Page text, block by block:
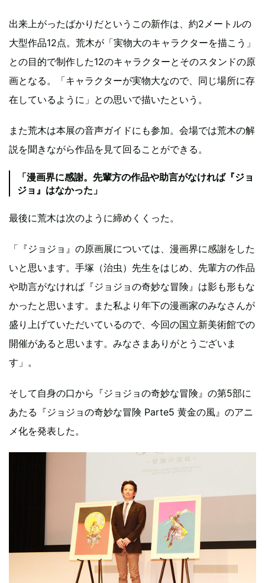
出来上がったばかりだというこの新作は、約2メートルの
大型作品12点。荒木が「実物大のキャラクターを描こう」
との目的で制作した12のキャラクターとそのスタンドの原
画となる。「キャラクターが実物大なので、同じ場所に存
在しているように」との思いで描いたという。
また荒木は本展の音声ガイドにも参加。会場では荒木の解
説を聞きながら作品を見て回ることができる。
「漫画界に感謝。先輩方の作品や助言がなければ『ジョ
ジョ』はなかった」
最後に荒木は次のように締めくくった。
「『ジョジョ』の原画展については、漫画界に感謝をした
いと思います。手塚（治虫）先生をはじめ、先輩方の作品
や助言がなければ『ジョジョの奇妙な冒険』は影も形もな
かったと思います。また私より年下の漫画家のみなさんが
盛り上げていただいているので、今回の国立新美術館での
開催があると思います。みなさまありがとうございま
す」。
そして自身の口から『ジョジョの奇妙な冒険』の第5部に
あたる『ジョジョの奇妙な冒険 Parte5 黄金の風』のアニ
メ化を発表した。